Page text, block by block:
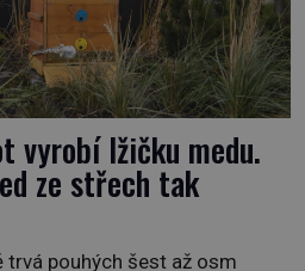
vyrobí lžičku medu.
ze střech tak
trvá pouhých šest až osm